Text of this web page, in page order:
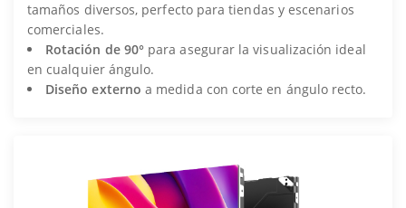
tamaños diversos, perfecto para tiendas y escenarios
comerciales.
Rotación de 90° para asegurar la visualización ideal
en cualquier ángulo.
Diseño externo a medida con corte en ángulo recto.